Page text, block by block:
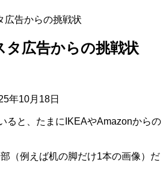
広告からの挑戦状
タ広告からの挑戦状
年10月18日
ると、たまにIKEAやAmazonからの
（例えば机の脚だけ1本の画像）だ